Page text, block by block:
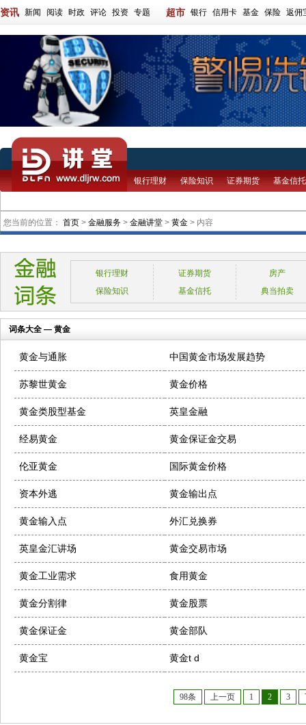
资讯 新闻 阅读 时政 评论 投资 专题 超市 银行 信用卡 基金 保险 返佣
银行理财 保险知识 证券期货 基金信托
您当前的位置： 首页 > 金融服务 > 金融讲堂 > 黄金 > 内容
银行理财
保险知识
证券期货
基金信托
房产
典当拍卖
词条大全 — 黄金
黄金与通胀 中国黄金市场发展趋势
苏黎世黄金 黄金价格
黄金类股型基金 英皇金融
经易黄金 黄金保证金交易
伦亚黄金 国际黄金价格
资本外逃 黄金输出点
黄金输入点 外汇兑换券
英皇金汇讲场 黄金交易市场
黄金工业需求 食用黄金
黄金分割律 黄金股票
黄金保证金 黄金部队
黄金宝 黄金t d
98条 上一页 1 2 3